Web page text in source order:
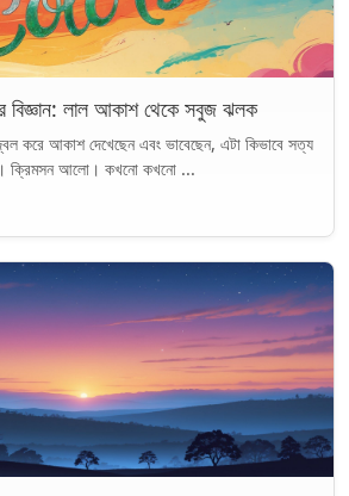
বিজ্ঞান: লাল আকাশ থেকে সবুজ ঝলক
করে আকাশ দেখেছেন এবং ভাবেছেন, এটা কিভাবে সত্য
ক্রিমসন আলো। কখনো কখনো ...